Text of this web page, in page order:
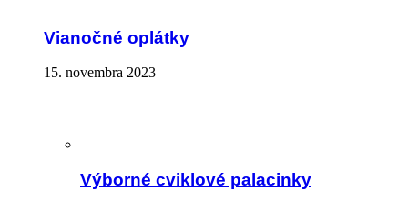
Vianočné oplátky
15. novembra 2023
Výborné cviklové palacinky